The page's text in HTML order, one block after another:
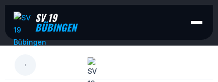
SV 19
BÜBINGEN